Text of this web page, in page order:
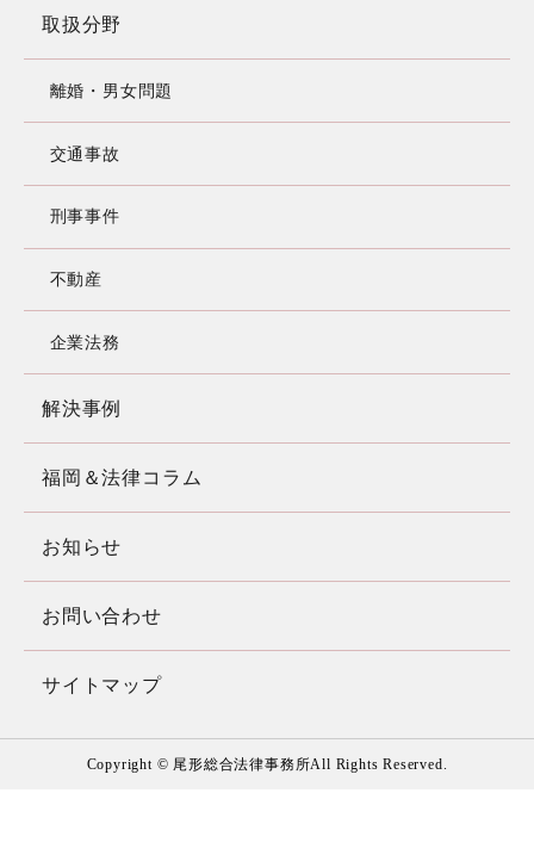
取扱分野
離婚・男女問題
交通事故
刑事事件
不動産
企業法務
解決事例
福岡＆法律コラム
お知らせ
お問い合わせ
サイトマップ
Copyright © 尾形総合法律事務所All Rights Reserved.